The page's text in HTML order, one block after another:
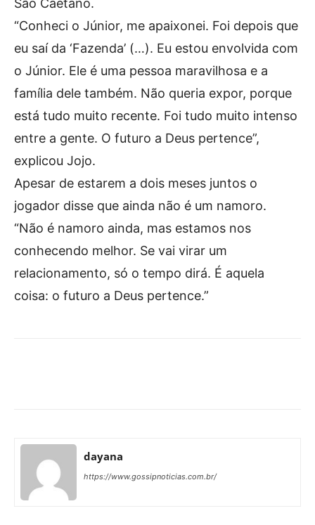
“Conheci o Júnior, me apaixonei. Foi depois que
eu saí da ‘Fazenda’ (…). Eu estou envolvida com
o Júnior. Ele é uma pessoa maravilhosa e a
família dele também. Não queria expor, porque
está tudo muito recente. Foi tudo muito intenso
entre a gente. O futuro a Deus pertence”,
explicou Jojo.
Apesar de estarem a dois meses juntos o
jogador disse que ainda não é um namoro.
“Não é namoro ainda, mas estamos nos
conhecendo melhor. Se vai virar um
relacionamento, só o tempo dirá. É aquela
coisa: o futuro a Deus pertence.”
dayana
https://www.gossipnoticias.com.br/